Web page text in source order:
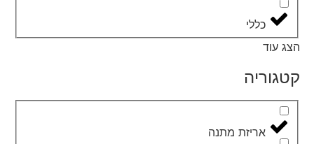
כללי
הצג עוד
קטגוריה
אריזת מתנה